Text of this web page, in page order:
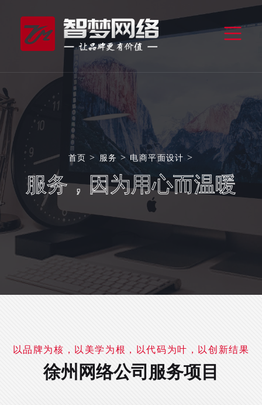
首页 > 服务 >电商平面设计 >
服务，因为用心而温暖
以品牌为核，以美学为根，以代码为叶，以创新结果
徐州网络公司服务项目